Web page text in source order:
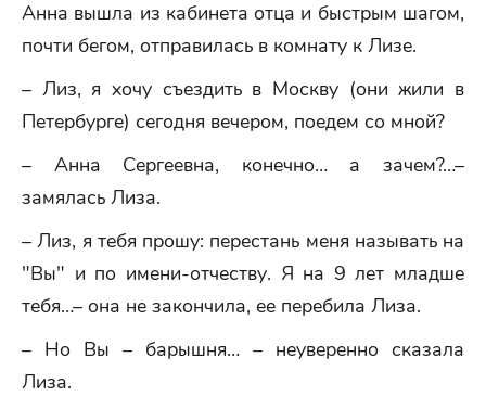
Анна вышла из кабинета отца и быстрым шагом,
почти бегом, отправилась в комнату к Лизе.
– Лиз, я хочу съездить в Москву (они жили в
Петербурге) сегодня вечером, поедем со мной?
– Анна Сергеевна, конечно… а зачем?…–
замялась Лиза.
– Лиз, я тебя прошу: перестань меня называть на
"Вы" и по имени-отчеству. Я на 9 лет младше
тебя…– она не закончила, ее перебила Лиза.
– Но Вы – барышня… – неуверенно сказала
Лиза.